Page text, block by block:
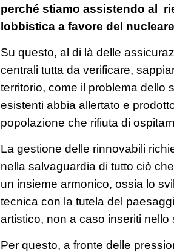
perché stiamo assistendo al
lobbistica a favore del
Su questo, al di là delle
centrali tutta da verificare,
territorio, come il problema dello
esistenti abbia allertato e
popolazione che rifiuta di
La gestione delle rinnovabili
nella salvaguardia di tutto ciò
un insieme armonico, ossia lo
tecnica con la tutela del
artistico, non a caso inseriti nello
Per questo, a fronte delle